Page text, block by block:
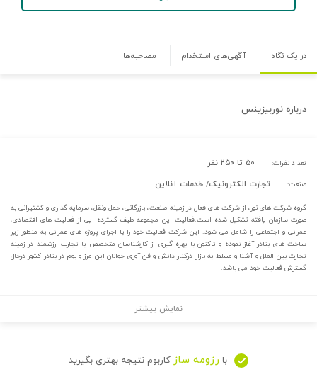
در یک نگاه آگهی‌های استخدام مصاحبه‌ها
درباره نوربیزینس
تعداد نفرات: ۵۰ تا ۲۵۰ نفر
صنعت: تجارت الکترونیک/ خدمات آنلاین
گروه شرکت های نور، از شرکت های فعال در زمینه صنعت، بازرگانی، حمل ونقل، سرمایه گذاری و کشتیرانی به
صورت سازمان یافته تشکیل شده است.فعالیت این مجموعه طیف گسترده ایی از فعالیت های اقتصادی،
عمرانی و اجتماعی را شامل می شود. این شرکت فعالیت خود را با اجرای پروژه های عمرانی به منظور زیر
ساخت های بنادر آغاز نموده و تاکنون با بهره گیری از کارشناسان متخصص با تجارب ارزشمند در زمینه
تجارت بین الملل و آشنا و مسلط به بازار درکنار دانش و فن آوری جوانان این مرز و بوم در بنادر کشور درحال
گسترش فعالیت خود می باشد.
نمایش بیشتر
با رزومه ساز کاربوم نتیجه بهتری بگیرید